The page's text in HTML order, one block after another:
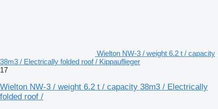
Wielton NW-3 / weight 6.2 t / capacity
38m3 / Electrically folded roof / Kippauflieger
17
Wielton NW-3 / weight 6.2 t / capacity 38m3 / Electrically
folded roof /